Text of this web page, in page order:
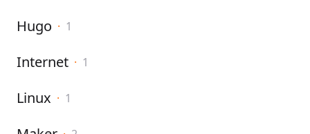
Hugo · 1
Internet · 1
Linux · 1